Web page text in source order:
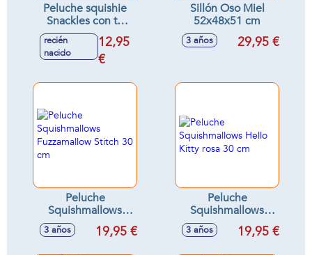
Peluche squishie
Snackles con tu
snack favorito 20
recién
nacido
12,95
€
Sillón Oso Miel
52x48x51 cm
3 años 29,95 €
Peluche
Squishmallows
Fuzzamallow Stitch
30 cm
3 años 19,95 €
Peluche
Squishmallows
Hello Kitty rosa 30
3 años 19,95 €